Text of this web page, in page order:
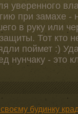
уверенного
при замахе
в руку или
Тот кто
поймет :)
нунчаку - это
будинку